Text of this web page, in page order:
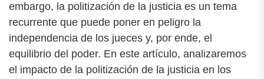
embargo, la politización de la justicia es un tema
recurrente que puede poner en peligro la
independencia de los jueces y, por ende, el
equilibrio del poder. En este artículo, analizaremos
el impacto de la politización de la justicia en los